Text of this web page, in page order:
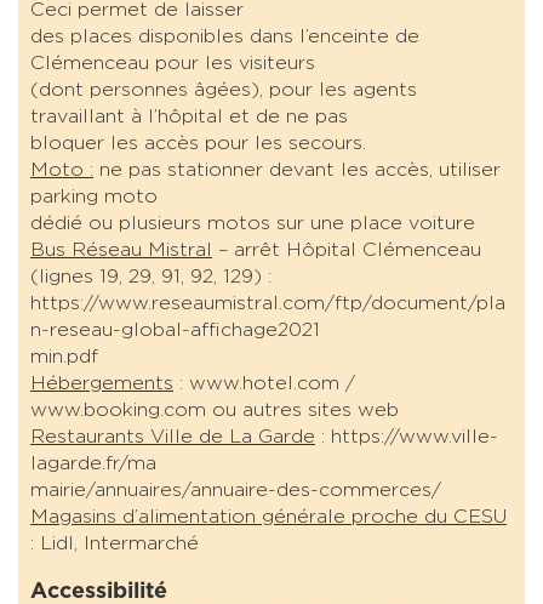
Ceci permet de laisser
des places disponibles dans l’enceinte de
Clémenceau pour les visiteurs
(dont personnes âgées), pour les agents
travaillant à l’hôpital et de ne pas
bloquer les accès pour les secours.
Moto : ne pas stationner devant les accès, utiliser
parking moto
dédié ou plusieurs motos sur une place voiture
Bus Réseau Mistral – arrêt Hôpital Clémenceau
(lignes 19, 29, 91, 92, 129) :
https://www.reseaumistral.com/ftp/document/pla
n-reseau-global-affichage2021
min.pdf
Hébergements : www.hotel.com /
www.booking.com ou autres sites web
Restaurants Ville de La Garde : https://www.ville-
lagarde.fr/ma
mairie/annuaires/annuaire-des-commerces/
Magasins d’alimentation générale proche du CESU
: Lidl, Intermarché
Accessibilité